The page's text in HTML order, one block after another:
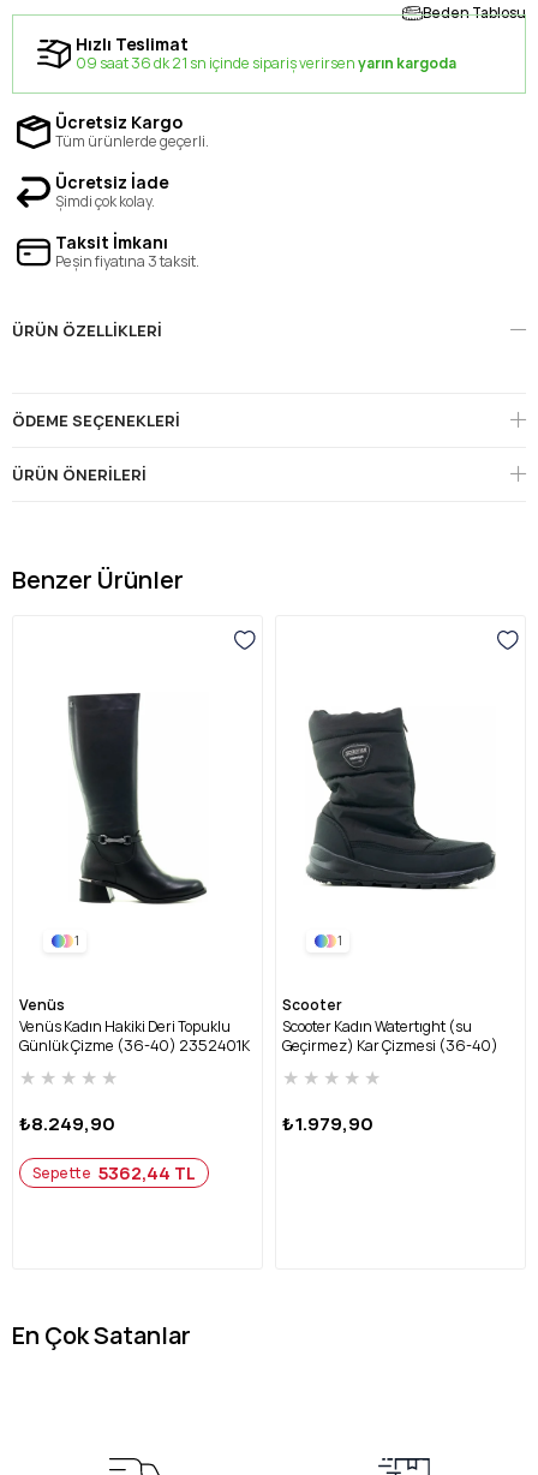
Beden Tablosu
Hızlı Teslimat
09 saat 36 dk 21 sn içinde sipariş verirsenyarın kargoda
Ücretsiz Kargo
Tüm ürünlerde geçerli.
Ücretsiz İade
Şimdi çok kolay.
Taksit İmkanı
Peşin fiyatına 3 taksit.
ÜRÜN ÖZELLIKLERI
ÖDEME SEÇENEKLERI
ÜRÜN ÖNERILERI
Benzer Ürünler
1
Venüs
Venüs Kadın Hakiki Deri Topuklu
Günlük Çizme (36-40) 2352401K
★ ★ ★ ★ ★
₺8.249,90
Sepette 5362,44 TL
1
Scooter
Scooter Kadın Watertıght (su
Geçirmez) Kar Çizmesi (36-40)
★ ★ ★ ★ ★
₺1.979,90
En Çok Satanlar